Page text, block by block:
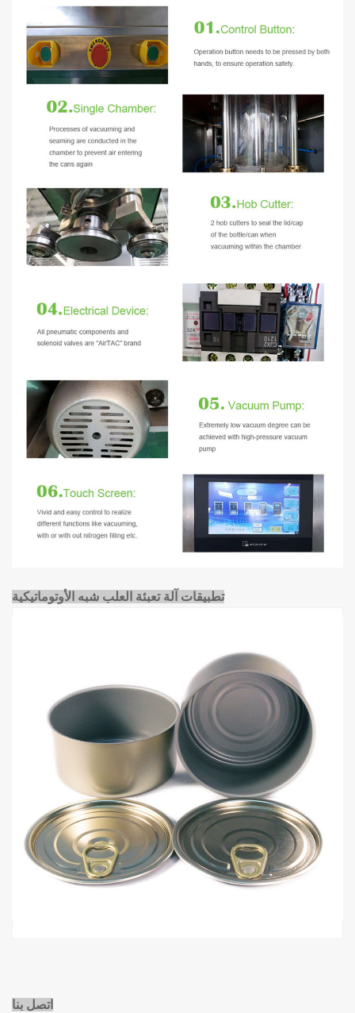
تطبيقات آلة تعبئة العلب شبه الأوتوماتيكية
اتصل بنا